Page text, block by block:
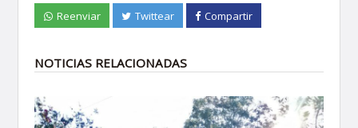
Reenviar Twittear Compartir
NOTICIAS RELACIONADAS